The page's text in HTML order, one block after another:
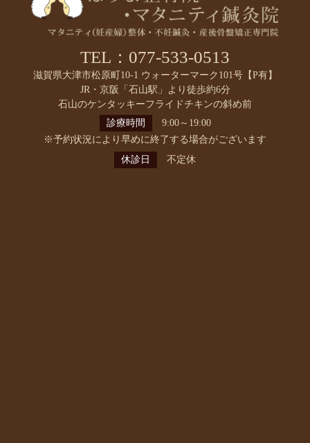
TEL：077-533-0513
滋賀県大津市松原町10-1 ウォーターマーク101号【P有】
JR・京阪「石山駅」より徒歩約6分
石山のケンタッキーフライドチキンの斜め前
診療時間
9:00～19:00
※予約状況により早めに終了する場合がございます
休診日
不定休